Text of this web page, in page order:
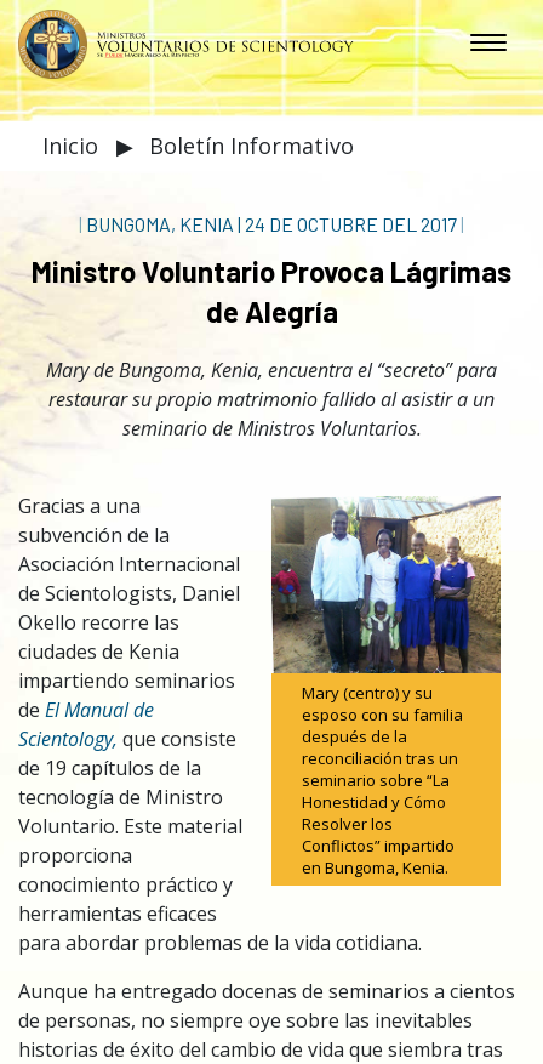
Inicio ▶ Boletín Informativo
| BUNGOMA, KENIA | 24 DE OCTUBRE DEL 2017 |
Ministro Voluntario Provoca Lágrimas
de Alegría
Mary de Bungoma, Kenia, encuentra el “secreto” para
restaurar su propio matrimonio fallido al asistir a un
seminario de Ministros Voluntarios.
Mary (centro) y su
esposo con su familia
después de la
reconciliación tras un
seminario sobre “La
Honestidad y Cómo
Resolver los
Conflictos” impartido
en Bungoma, Kenia.
Gracias a una
subvención de la
Asociación Internacional
de Scientologists, Daniel
Okello recorre las
ciudades de Kenia
impartiendo seminarios
de El Manual de
Scientology, que consiste
de 19 capítulos de la
tecnología de Ministro
Voluntario. Este material
proporciona
conocimiento práctico y
herramientas eficaces
para abordar problemas de la vida cotidiana.
Aunque ha entregado docenas de seminarios a cientos
de personas, no siempre oye sobre las inevitables
historias de éxito del cambio de vida que siembra tras